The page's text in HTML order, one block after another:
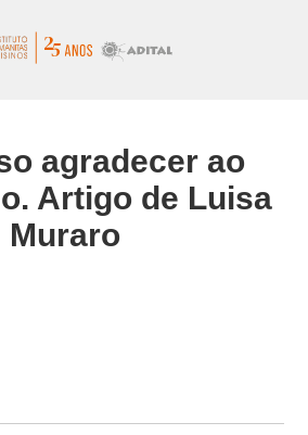
agradecer ao
Artigo de Luisa
Muraro